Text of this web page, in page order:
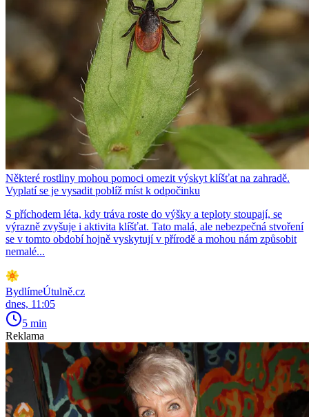
Některé rostliny mohou pomoci omezit výskyt klíšťat na zahradě.
Vyplatí se je vysadit poblíž míst k odpočinku
S příchodem léta, kdy tráva roste do výšky a teploty stoupají, se
výrazně zvyšuje i aktivita klíšťat. Tato malá, ale nebezpečná stvoření
se v tomto období hojně vyskytují v přírodě a mohou nám způsobit
nemalé...
BydlímeÚtulně.cz
dnes, 11:05
5 min
Reklama